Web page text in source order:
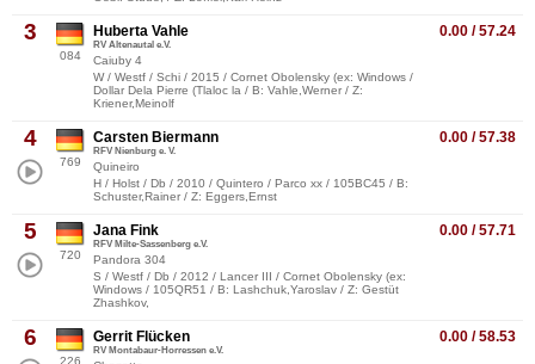
3
084
0.00 / 57.24
Huberta Vahle
RV Altenautal e.V.
Caiuby 4
W / Westf / Schi / 2015 / Cornet Obolensky (ex: Windows /
Dollar Dela Pierre (Tlaloc la / B: Vahle,Werner / Z:
Kriener,Meinolf
4
769
0.00 / 57.38
Carsten Biermann
RFV Nienburg e. V.
Quineiro
H / Holst / Db / 2010 / Quintero / Parco xx / 105BC45 / B:
Schuster,Rainer / Z: Eggers,Ernst
5
720
0.00 / 57.71
Jana Fink
RFV Milte-Sassenberg e.V.
Pandora 304
S / Westf / Db / 2012 / Lancer III / Cornet Obolensky (ex:
Windows / 105QR51 / B: Lashchuk,Yaroslav / Z: Gestüt
Zhashkov,
6
226
0.00 / 58.53
Gerrit Flücken
RV Montabaur-Horressen e.V.